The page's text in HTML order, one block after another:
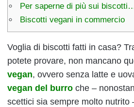
Per saperne di più sui
Biscotti vegani in commercio
Voglia di biscotti fatti in casa?
potete provare, non mancano
vegan, ovvero senza latte e
vegan del burro che –
scettici sia sempre molto nutrito